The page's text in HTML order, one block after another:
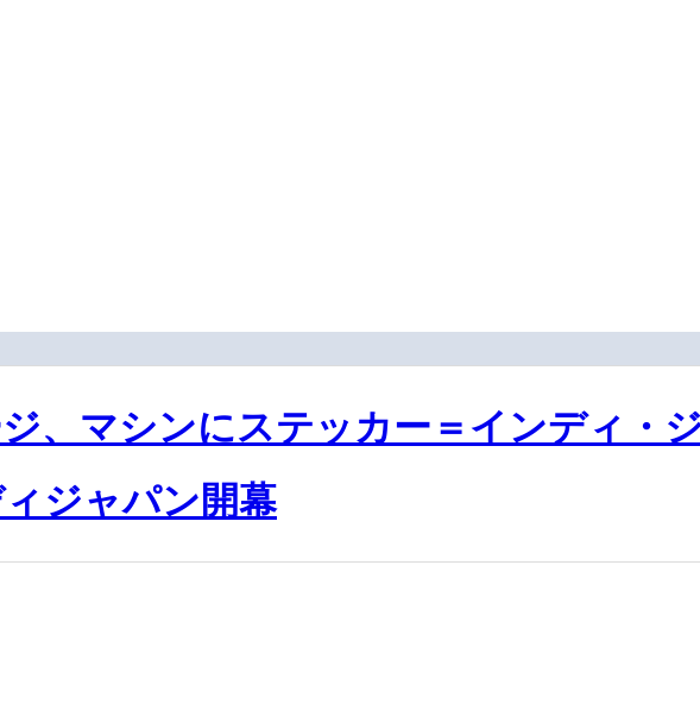
、マシンにステッカー＝インディ・
ジャパン開幕